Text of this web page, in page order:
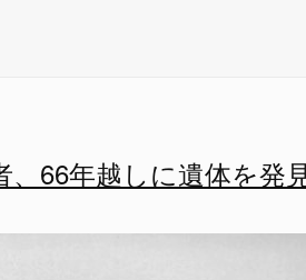
66年越しに遺体を発